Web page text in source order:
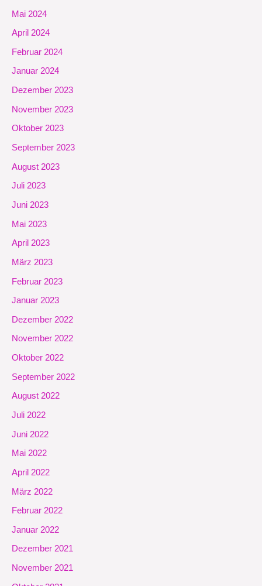
Mai 2024
April 2024
Februar 2024
Januar 2024
Dezember 2023
November 2023
Oktober 2023
September 2023
August 2023
Juli 2023
Juni 2023
Mai 2023
April 2023
März 2023
Februar 2023
Januar 2023
Dezember 2022
November 2022
Oktober 2022
September 2022
August 2022
Juli 2022
Juni 2022
Mai 2022
April 2022
März 2022
Februar 2022
Januar 2022
Dezember 2021
November 2021